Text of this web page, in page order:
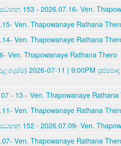
153 - 2026.07.16- Ven.
Ven. Thapowanaye Rathana
Ven. Thapowanaye Rathana
Thapowanaye Rathana Thero
2026-07-11 | 9:00PM
Ven. Thapowanaye Rathana
Ven. Thapowanaye Rathana
152 - 2026.07.09- Ven.
Ven. Thapowanaye Rathana